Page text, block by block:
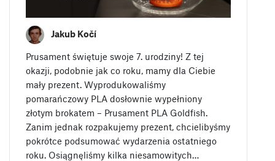
Jakub Kočí
Prusament świętuje swoje 7. urodziny! Z tej
okazji, podobnie jak co roku, mamy dla Ciebie
mały prezent. Wyprodukowaliśmy
pomarańczowy PLA dosłownie wypełniony
złotym brokatem – Prusament PLA Goldfish.
Zanim jednak rozpakujemy prezent, chcielibyśmy
pokrótce podsumować wydarzenia ostatniego
roku. Osiągnęliśmy kilka niesamowitych…